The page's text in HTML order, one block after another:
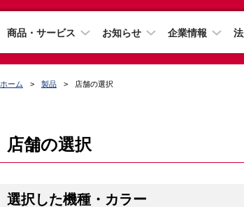
商品・サービス お知らせ 企業情報
ホーム 製品 店舗の選択
店舗の選択
選択した機種・カラー